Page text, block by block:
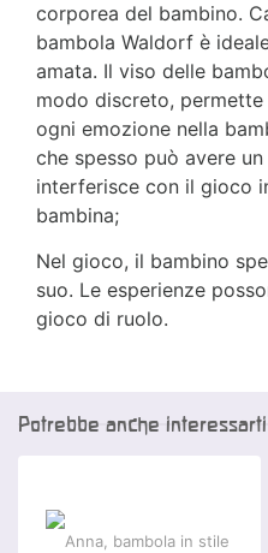
corporea del bambino.
bambola Waldorf è
amata. Il viso delle
modo discreto,
ogni emozione nella
che spesso può avere
interferisce con il gioco
bambina;
Nel gioco, il bambino
suo. Le esperienze
gioco di ruolo.
Potrebbe anche interessarti